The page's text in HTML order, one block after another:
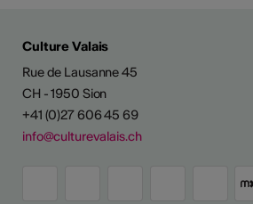
Culture Valais
Rue de Lausanne 45
CH - 1950 Sion
+41 (0)27 606 45 69
info@culturevalais.ch